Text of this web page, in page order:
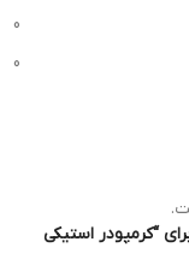
0
0
“کرمپودر استیکی